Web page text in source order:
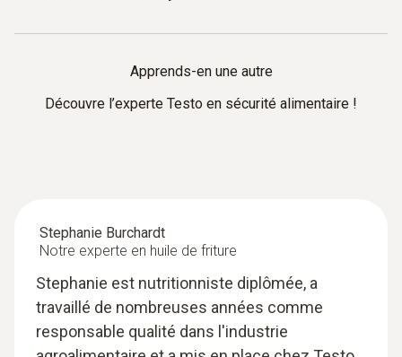
pratiques et documentez qui y a participé.
spécifications, les certificats et les exigences de qualité
réceptions des marchandises – en cas d’écart, bloquez
Apprends-en une autre
Découvre l’experte Testo en sécurité alimentaire !
Stephanie Burchardt
Notre experte en huile de friture
Stephanie est nutritionniste diplômée, a
travaillé de nombreuses années comme
responsable qualité dans l'industrie